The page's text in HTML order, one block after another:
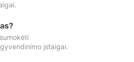
įstaigai.